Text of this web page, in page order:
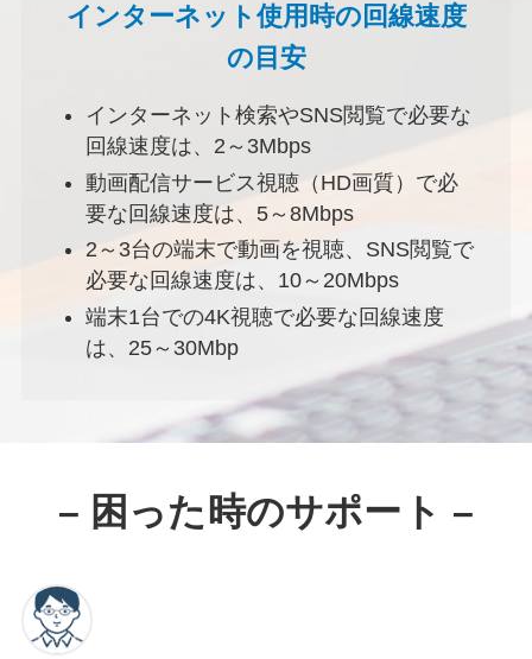
インターネット使用時の回線速度
の目安
インターネット検索やSNS閲覧で必要な
回線速度は、2～3Mbps
動画配信サービス視聴（HD画質）で必
要な回線速度は、5～8Mbps
2～3台の端末で動画を視聴、SNS閲覧で
必要な回線速度は、10～20Mbps
端末1台での4K視聴で必要な回線速度
は、25～30Mbp
– 困った時のサポート –